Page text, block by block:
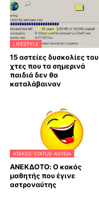
LIFESTYLE
15 αστείες δυσκολίες του
χτες που τα σημερινά
παιδιά δεν θα
καταλάβαιναν
ATAKES-STATUS-ASTEIA
ΑΝΕΚΔΟΤΟ: Ο κακός
μαθητής που έγινε
αστροναύτης